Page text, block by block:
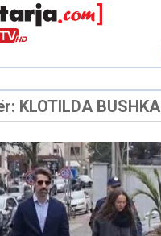
KLOTILDA BUSHKA